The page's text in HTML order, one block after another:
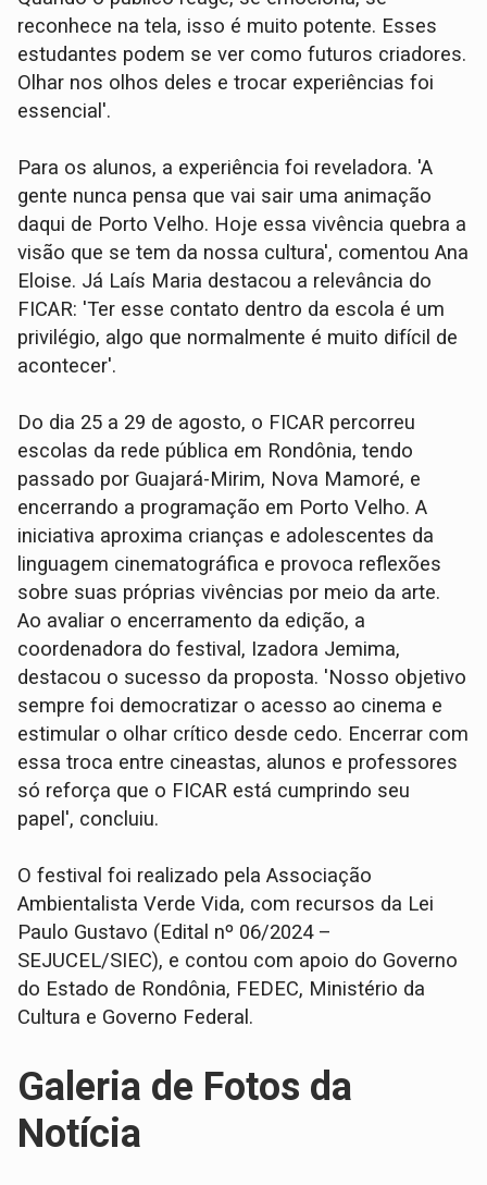
reconhece na tela, isso é muito potente. Esses
estudantes podem se ver como futuros criadores.
Olhar nos olhos deles e trocar experiências foi
essencial'.
Para os alunos, a experiência foi reveladora. 'A
gente nunca pensa que vai sair uma animação
daqui de Porto Velho. Hoje essa vivência quebra a
visão que se tem da nossa cultura', comentou Ana
Eloise. Já Laís Maria destacou a relevância do
FICAR: 'Ter esse contato dentro da escola é um
privilégio, algo que normalmente é muito difícil de
acontecer'.
Do dia 25 a 29 de agosto, o FICAR percorreu
escolas da rede pública em Rondônia, tendo
passado por Guajará-Mirim, Nova Mamoré, e
encerrando a programação em Porto Velho. A
iniciativa aproxima crianças e adolescentes da
linguagem cinematográfica e provoca reflexões
sobre suas próprias vivências por meio da arte.
Ao avaliar o encerramento da edição, a
coordenadora do festival, Izadora Jemima,
destacou o sucesso da proposta. 'Nosso objetivo
sempre foi democratizar o acesso ao cinema e
estimular o olhar crítico desde cedo. Encerrar com
essa troca entre cineastas, alunos e professores
só reforça que o FICAR está cumprindo seu
papel', concluiu.
O festival foi realizado pela Associação
Ambientalista Verde Vida, com recursos da Lei
Paulo Gustavo (Edital nº 06/2024 –
SEJUCEL/SIEC), e contou com apoio do Governo
do Estado de Rondônia, FEDEC, Ministério da
Cultura e Governo Federal.
Galeria de Fotos da
Notícia